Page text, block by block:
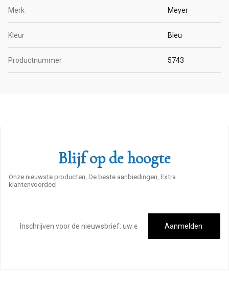
Merk Meyer
Kleur Bleu
Productnummer 5743
Blijf op de hoogte
Onze nieuwste producten, De beste aanbiedingen, Extra
klantenvoordeel
mailadres
Aanmelden